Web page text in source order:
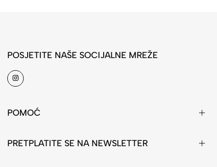
POSJETITE NAŠE SOCIJALNE MREŽE
POMOĆ
PRETPLATITE SE NA NEWSLETTER